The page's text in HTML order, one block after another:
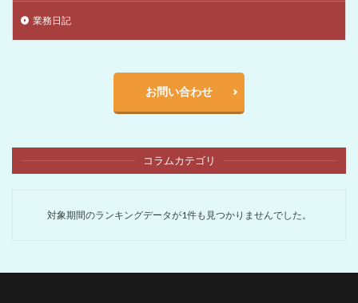
業務日記
お問い合わせ
コラムカテゴリ
対象期間のランキングデータが1件も見つかりませんでした。